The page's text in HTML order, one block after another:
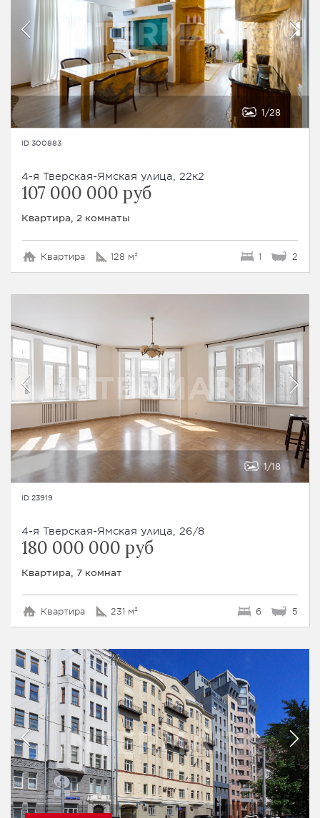
1 28
ID 300883
4-я Тверская-Ямская улица, 22к2
107 000 000 руб
Квартира, 2 комнаты
Квартира 128 м² 1 2
1 18
ID 23919
4-я Тверская-Ямская улица, 26/8
180 000 000 руб
Квартира, 7 комнат
Квартира 231 м² 6 5